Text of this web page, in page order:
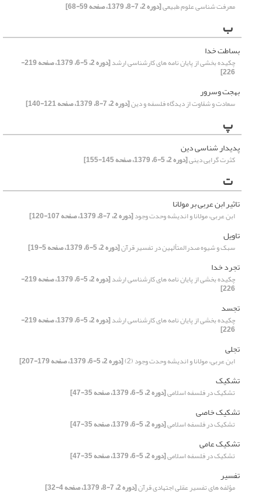
معرفت شناسی علوم طبیعی[دوره 2، 7-8، 1379، صفحه 59-68]
ب
بساطت خدا
چکیده بخشی از پایان نامه های کارشناسی ارشد [دوره 2، 5-6، 1379، صفحه 219-
226]
بهجت وسرور
سعادت و شقاوت از دیدگاه فلسفه و دین[دوره 2، 7-8، 1379، صفحه 121-140]
پ
پدیدار شناسی دین
کثرت گرایی دینی[دوره 2، 5-6، 1379، صفحه 145-155]
ت
تاثیر ابن عربی بر مولانا
ابن عربی، مولانا و اندیشه وحدت وجود[دوره 2، 7-8، 1379، صفحه 107-120]
تاویل
سبک و شیوه صدرالمتألهین در تفسیر قرآن[دوره 2، 5-6، 1379، صفحه 5-19]
تجرد خدا
چکیده بخشی از پایان نامه های کارشناسی ارشد [دوره 2، 5-6، 1379، صفحه 219-
226]
تجسد
چکیده بخشی از پایان نامه های کارشناسی ارشد [دوره 2، 5-6، 1379، صفحه 219-
226]
تجلی
ابن عربی، مولانا و اندیشه وحدت وجود (2) [دوره 2، 5-6، 1379، صفحه 179-207]
تشکیک
تشکیک در فلسفه اسلامی[دوره 2، 5-6، 1379، صفحه 35-47]
تشکیک خاصی
تشکیک در فلسفه اسلامی[دوره 2، 5-6، 1379، صفحه 35-47]
تشکیک عامی
تشکیک در فلسفه اسلامی[دوره 2، 5-6، 1379، صفحه 35-47]
تفسیر
مؤلفه های تفسیر عقلی اجتهادی قرآن[دوره 2، 7-8، 1379، صفحه 4-32]